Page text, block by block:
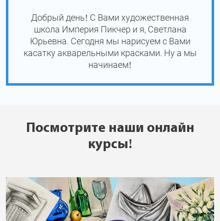
Добрый день! С Вами художественная
школа Империя Пикчер и я, Светлана
Юрьевна. Сегодня мы нарисуем с Вами
касатку акварельными красками. Ну а мы
начинаем!
Посмотрите наши онлайн
курсы!